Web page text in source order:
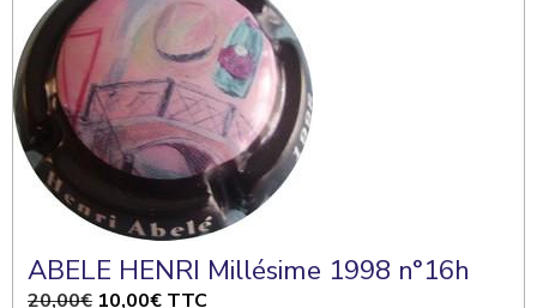
ABELE HENRI Millésime 1998 n°16h
20,00€ 10,00€ TTC